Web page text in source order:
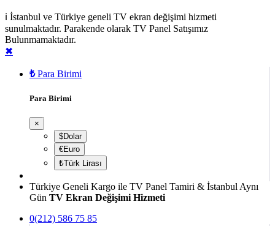
ℹ️ İstanbul ve Türkiye geneli TV ekran değişimi hizmeti
sunulmaktadır. Parakende olarak TV Panel Satışımız
Bulunmamaktadır.
✖
₺ Para Birimi
Para Birimi
×
$Dolar
€Euro
₺Türk Lirası
Türkiye Geneli Kargo ile TV Panel Tamiri & İstanbul Aynı
Gün TV Ekran Değişimi Hizmeti
0(212) 586 75 85